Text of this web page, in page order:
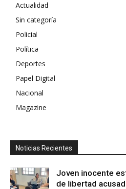
Actualidad
Sin categoría
Policial
Política
Deportes
Papel Digital
Nacional
Magazine
Noticias Recientes
Joven inocente
de libertad